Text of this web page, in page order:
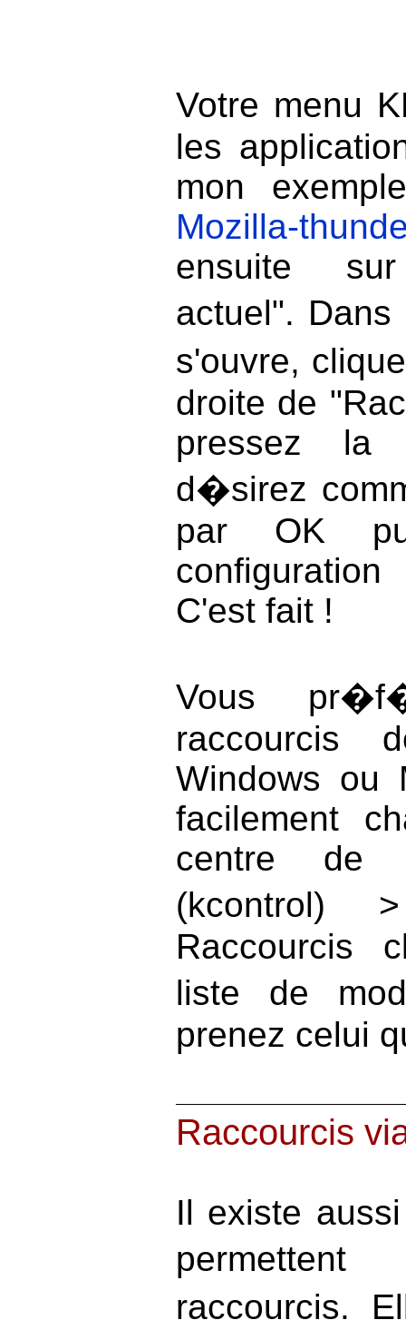
Votre menu
les
mon
Mozilla-
ensuite sur
actuel".
s'ouvre,
droite de
pressez la
d�sirez
par OK
C'est fait !
Vous
raccourcis
Windows ou
facilement
centre de
(kcontrol)
Raccourcis
liste de
prenez celui
Raccourcis
Il existe
raccourcis.